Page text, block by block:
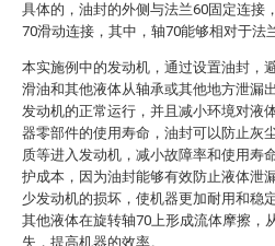
具体的，油封的外侧与法兰60固定连接
70滑动连接，其中，轴70能够相对于法
本实施例中的发动机，通过设置油封，
滑油和其他液体从轴承或其他地方泄漏
发动机的正常运行，并且减小环境对液
器零部件的使用寿命，油封可以防止灰
质等进入发动机，减小故障率和使用寿
护成本，因为油封能够有效防止液体泄
少发动机的损坏，使机器更加耐用和稳
其他液体在旋转轴70上形成流体摩擦，
失，提高机器的效率。